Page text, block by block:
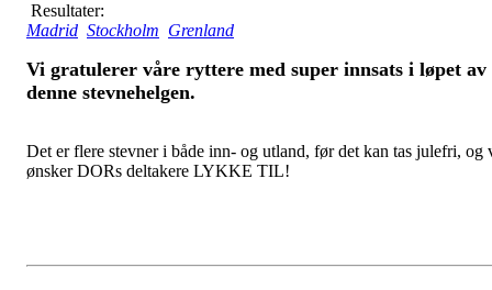
Resultater:
Madrid Stockholm Grenland
Vi gratulerer våre ryttere med super innsats i løpet av
denne stevnehelgen.
Det er flere stevner i både inn- og utland, før det kan tas julefri, og
ønsker DORs deltakere LYKKE TIL!